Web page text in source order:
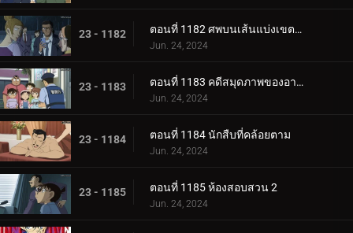
23 - 1182 ตอนที่ 1182 ศพบนเส้นแบ่งเขตกุนมะกับนางาโนะ (ตอนจบ)
Jun. 24, 2024
23 - 1183 ตอนที่ 1183 คดีสมุดภาพของอายูมิ 4
Jun. 24, 2024
23 - 1184 ตอนที่ 1184 นักสืบที่คล้อยตาม
Jun. 24, 2024
23 - 1185 ตอนที่ 1185 ห้องสอบสวน 2
Jun. 24, 2024